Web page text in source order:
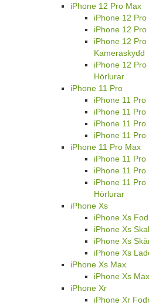
iPhone 12 Pro Max
iPhone 12
iPhone 12 Pro
iPhone 12
Kameraskydd
iPhone 12
Hörlurar
iPhone 11 Pro
iPhone 11 Pro
iPhone 11 Pro
iPhone 11
iPhone 11
iPhone 11 Pro Max
iPhone 11
iPhone 11 Pro
iPhone 11
Hörlurar
iPhone Xs
iPhone Xs
iPhone Xs Skal
iPhone Xs
iPhone Xs
iPhone Xs Max
iPhone Xs
iPhone Xr
iPhone Xr